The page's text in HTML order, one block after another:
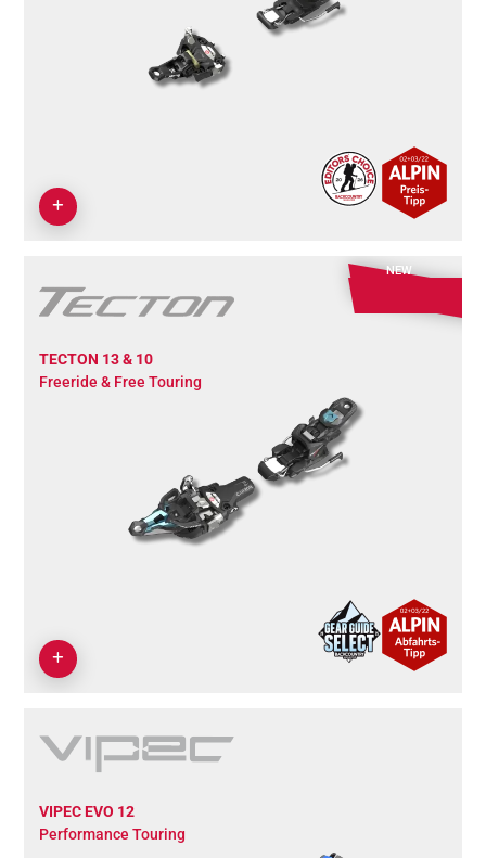
NEW
TECTON 13 & 10
Freeride & Free Touring
VIPEC EVO 12
Performance Touring